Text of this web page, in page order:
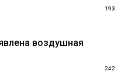
193
воздушная
242